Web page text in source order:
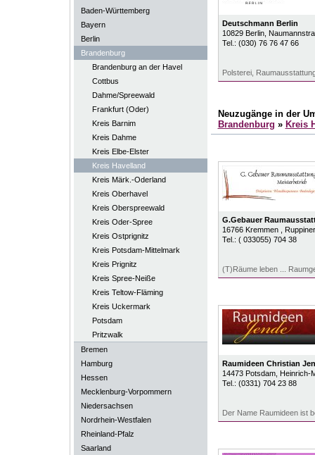
Baden-Württemberg
Bayern
Berlin
Brandenburg
Brandenburg an der Havel
Cottbus
Dahme/Spreewald
Frankfurt (Oder)
Kreis Barnim
Kreis Dahme
Kreis Elbe-Elster
Kreis Havelland
Kreis Märk.-Oderland
Kreis Oberhavel
Kreis Oberspreewald
Kreis Oder-Spree
Kreis Ostprignitz
Kreis Potsdam-Mittelmark
Kreis Prignitz
Kreis Spree-Neiße
Kreis Teltow-Fläming
Kreis Uckermark
Potsdam
Pritzwalk
Bremen
Hamburg
Hessen
Mecklenburg-Vorpommern
Niedersachsen
Nordrhein-Westfalen
Rheinland-Pfalz
Saarland
Deutschmann Berlin
10829 Berlin,
Tel.: (030) 76 76 47 66
Polsterei,
Neuzugänge in der
Brandenburg » Kreis
G.Gebauer
16766 Kremmen
,
Tel.: ( 033055) 704 38
(T)Räume leben ...
Raumideen Christian
14473 Potsdam, Heinrich-
Tel.: (0331) 704 23 88
Der Name Raumideen ist